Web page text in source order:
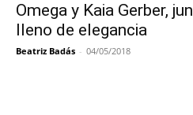
Omega y Kaia Gerber,
lleno de elegancia
Beatriz Badás - 04/05/2018